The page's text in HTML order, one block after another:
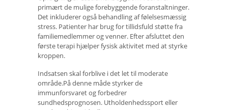
primært de mulige forebyggende foranstaltninger.
Det inkluderer også behandling af følelsesmæssig
stress. Patienter har brug for tillidsfuld støtte fra
familiemedlemmer og venner. Efter afsluttet den
første terapi hjælper fysisk aktivitet med at styrke
kroppen.
Indsatsen skal forblive i det let til moderate
område.På denne måde styrker de
immunforsvaret og forbedrer
sundhedsprognosen. Utholdenhedssport eller